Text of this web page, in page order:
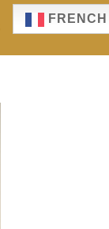
FRENCH